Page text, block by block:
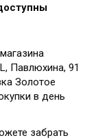
Павлюхина, 91
Золотое
в день
забрать